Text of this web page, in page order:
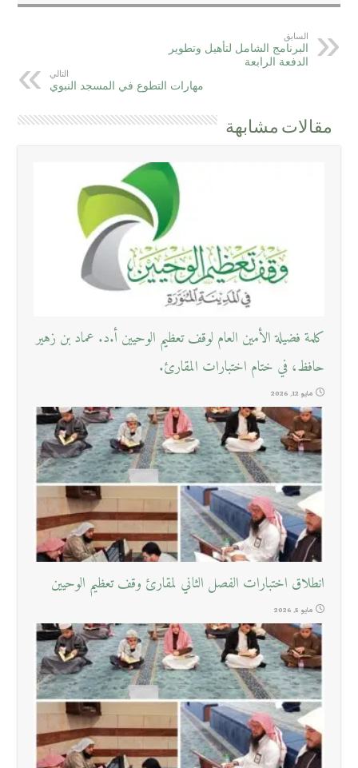
السابق
البرنامج الشامل لتأهيل وتطوير
الدفعة الرابعة
التالي
مهارات التطوع في المسجد النبوي
مقالات مشابهة
كلمة فضيلة الأمين العام لوقف تعظيم الوحيين أ.د. عماد بن زهير
حافظ، في ختام اختبارات المقارئ.
مايو 12, 2026
انطلاق اختبارات الفصل الثاني لمقارئ وقف تعظيم الوحيين
مايو 5, 2026